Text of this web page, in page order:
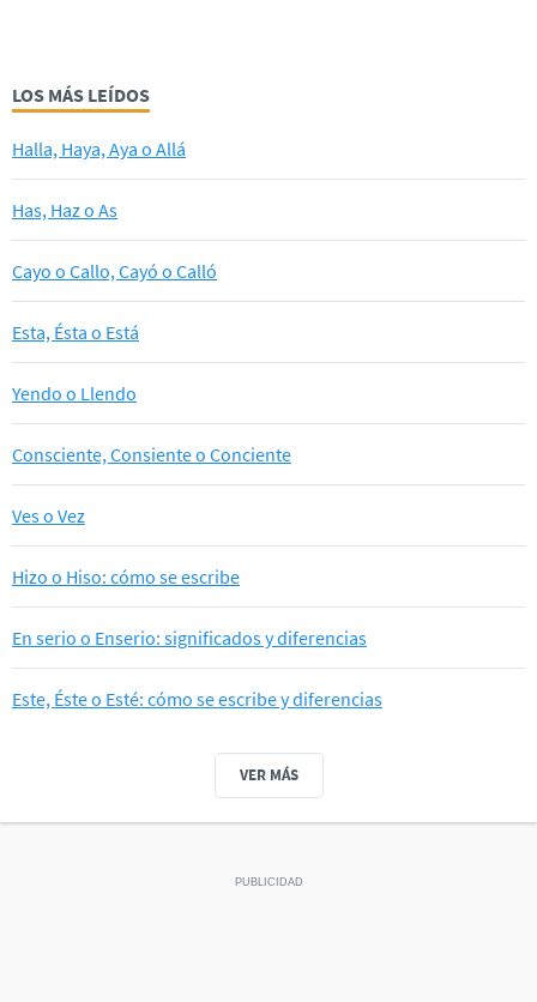
LOS MÁS LEÍDOS
Halla, Haya, Aya o Allá
Has, Haz o As
Cayo o Callo, Cayó o Calló
Esta, Ésta o Está
Yendo o Llendo
Consciente, Consiente o Conciente
Ves o Vez
Hizo o Hiso: cómo se escribe
En serio o Enserio: significados y diferencias
Este, Éste o Esté: cómo se escribe y diferencias
VER MÁS